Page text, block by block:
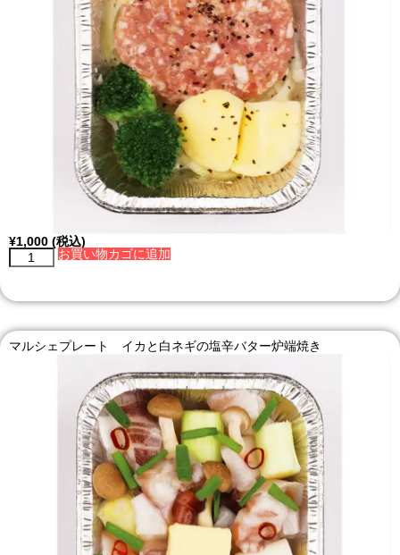
¥1,000 (税込)
お買い物カゴに追加
マルシェプレート イカと白ネギの塩辛バター炉端焼き